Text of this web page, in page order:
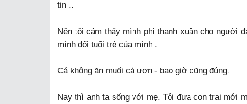
tin ..
Nên tôi cảm thấy mình phí thanh xuân cho người
mình đổi tuổi trẻ của mình .
Cá không ăn muối cá ươn - bao giờ cũng đúng.
Nay thì anh ta sống với mẹ. Tôi đưa con trai mới